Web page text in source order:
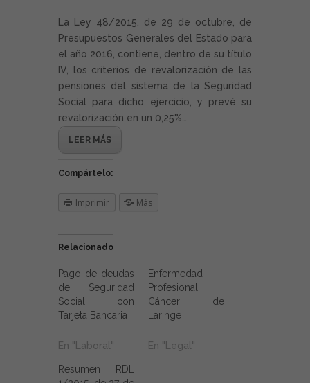
La Ley 48/2015, de 29 de octubre, de
Presupuestos Generales del Estado para
el año 2016, contiene, dentro de su título
IV, los criterios de revalorización de las
pensiones del sistema de la Seguridad
Social para dicho ejercicio, y prevé su
revalorización en un 0,25%…
LEER MÁS
Compártelo:
Imprimir Más
Relacionado
Pago de deudas
de Seguridad
Social con
Tarjeta Bancaria
En "Laboral"
Enfermedad
Profesional:
Cáncer de
Laringe
En "Legal"
Resumen RDL